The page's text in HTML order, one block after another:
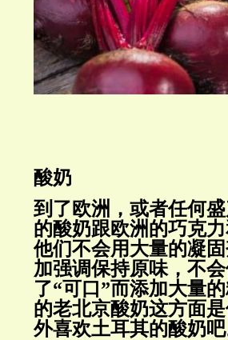
酸奶
到了欧洲，或者任何
的酸奶跟欧洲的巧克
他们不会用大量的凝
加强调保持原味，不
了“可口”而添加大量
的老北京酸奶这方面
外喜欢土耳其的酸奶吧